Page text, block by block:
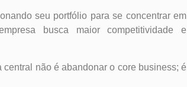
seu portfólio para se concentrar em
busca maior competitividade e
não é abandonar o core business; é